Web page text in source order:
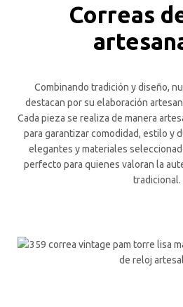
Correas
Combinando tradición y diseño,
destacan por su elaboración
Cada pieza se realiza de manera
para garantizar comodidad, estilo y
elegantes y materiales
perfecto para quienes valoran la
tradicional.